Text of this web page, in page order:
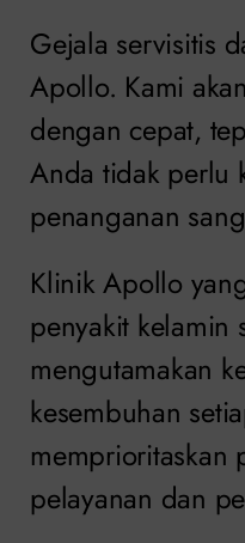
Gejala servisitis
Apollo. Kami
dengan cepat,
Anda tidak perlu
penanganan
Klinik Apollo
penyakit kelamin
mengutamakan
kesembuhan
memprioritaskan
pelayanan dan